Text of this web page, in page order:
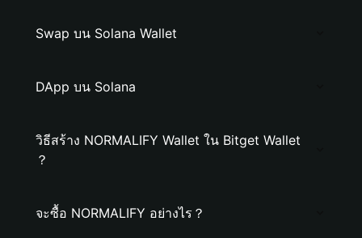
Swap บน Solana Wallet
DApp บน Solana
วิธีสร้าง NORMALIFY Wallet ใน Bitget Wallet
？
จะซื้อ NORMALIFY อย่างไร？